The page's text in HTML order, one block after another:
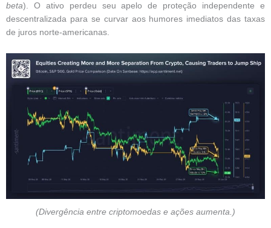
beta). O ativo perdeu seu apelo de proteção independente e
descentralizada para se curvar aos humores imediatos das taxas
de juros norte-americanas.
(Divergência entre criptomoedas e ações aumenta.)